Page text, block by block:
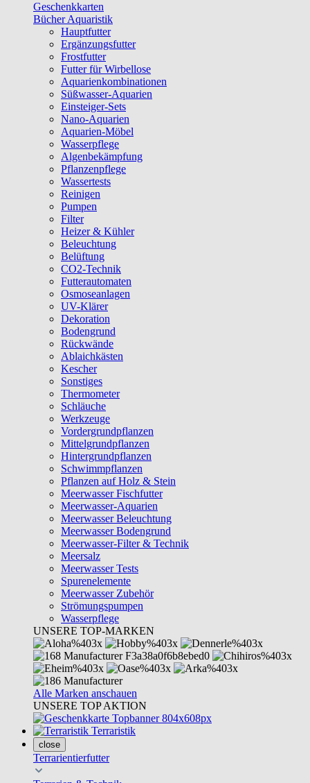
Geschenkkarten
Bücher Aquaristik
Hauptfutter
Ergänzungsfutter
Frostfutter
Futter für Wirbellose
Aquarienkombinationen
Süßwasser-Aquarien
Einsteiger-Sets
Nano-Aquarien
Aquarien-Möbel
Wasserpflege
Algenbekämpfung
Pflanzenpflege
Wassertests
Reinigen
Pumpen
Filter
Heizer & Kühler
Beleuchtung
Belüftung
CO2-Technik
Futterautomaten
Osmoseanlagen
UV-Klärer
Dekoration
Bodengrund
Rückwände
Ablaichkästen
Kescher
Sonstiges
Thermometer
Schläuche
Werkzeuge
Vordergrundpflanzen
Mittelgrundpflanzen
Hintergrundpflanzen
Schwimmpflanzen
Pflanzen auf Holz & Stein
Meerwasser Fischfutter
Meerwasser-Aquarien
Meerwasser Beleuchtung
Meerwasser Bodengrund
Meerwasser-Filter & Technik
Meersalz
Meerwasser Tests
Spurenelemente
Meerwasser Zubehör
Strömungspumpen
Wasserpflege
UNSERE TOP-MARKEN
Alle Marken anschauen
UNSERE TOP AKTION
Terraristik
close
Terrarientierfutter